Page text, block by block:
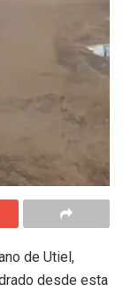
de Utiel,
desde esta